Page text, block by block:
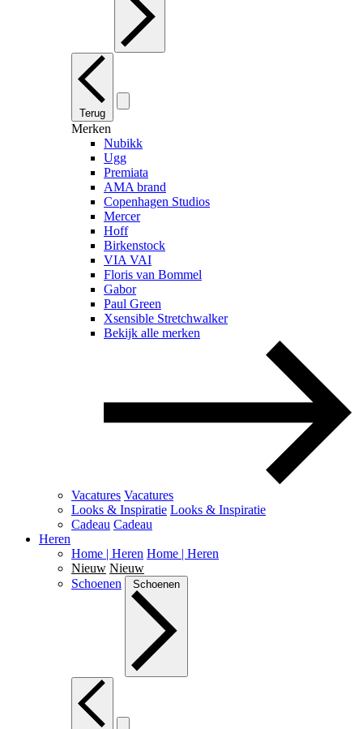
Terug
Merken
Nubikk
Ugg
Premiata
AMA brand
Copenhagen Studios
Mercer
Hoff
Birkenstock
VIA VAI
Floris van Bommel
Gabor
Paul Green
Xsensible Stretchwalker
Bekijk alle merken
Vacatures Vacatures
Looks & Inspiratie Looks & Inspiratie
Cadeau Cadeau
Heren
Home | Heren Home | Heren
Nieuw Nieuw
Schoenen
Schoenen